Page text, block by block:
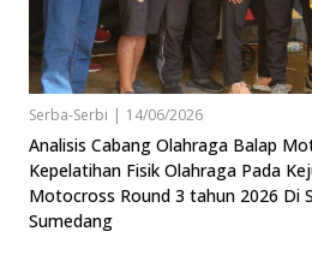
Serba-Serbi | 14/06/2026
Analisis Cabang Olahraga Balap
Kepelatihan Fisik Olahraga Pada
Motocross Round 3 tahun 2026 Di
Sumedang